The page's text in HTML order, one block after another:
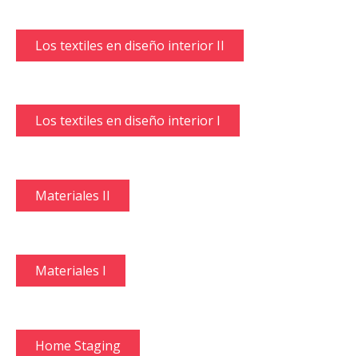
Los textiles en diseño interior II
Los textiles en diseño interior I
Materiales II
Materiales I
Home Staging